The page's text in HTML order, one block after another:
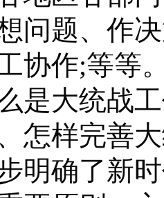
问题、作
协作;等等
是大统战
怎样完善
明确了新